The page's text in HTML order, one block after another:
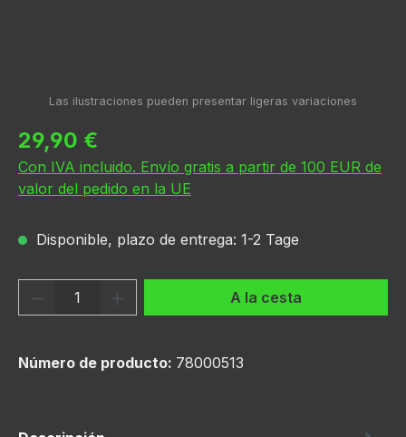
Precio normal:
29,90 €
Con IVA incluido. Envío gratis a partir de 100 EUR de
valor del pedido en la UE
Disponible, plazo de entrega: 1-2 Tage
Cantidad del producto: introduce la
A la cesta
Número de producto: 78000513